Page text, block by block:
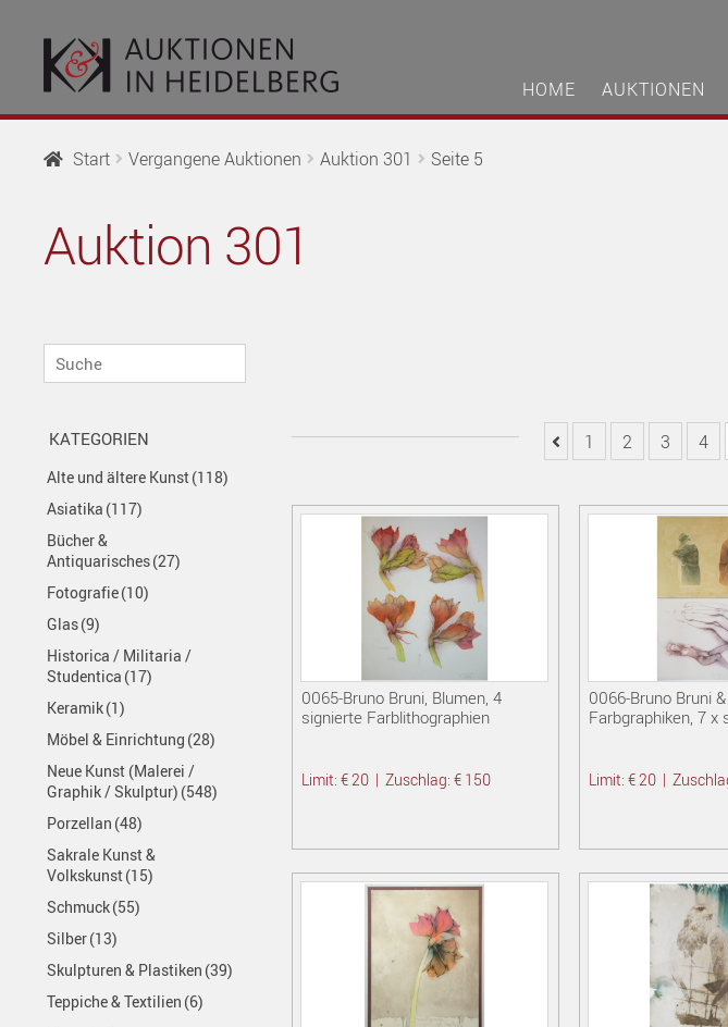
Navigation
springen
zum
Inhalt
HOME AUKTIONEN
Start Vergangene Auktionen Auktion 301 Seite 5
Auktion 301
1 2 3 4
0065-Bruno Bruni, Blumen, 4
signierte Farblithographien
Limit: € 20 | Zuschlag: € 150
0066-Bruno Bruni
Farbgraphiken, 7 x
Limit: € 20 |
Suche
KATEGORIEN
Alte und ältere Kunst(118)
Asiatika (117)
Bücher &
Antiquarisches(27)
Fotografie(10)
Glas(9)
Historica / Militaria /
Studentica (17)
Keramik(1)
Möbel & Einrichtung (28)
Neue Kunst (Malerei /
Graphik / Skulptur) (548)
Porzellan (48)
Sakrale Kunst &
Volkskunst(15)
Schmuck(55)
Silber(13)
Skulpturen & Plastiken (39)
Teppiche & Textilien (6)